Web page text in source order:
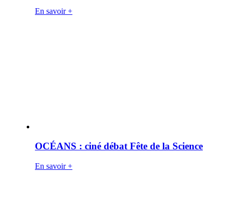
En savoir +
OCÉANS : ciné débat Fête de la Science
En savoir +